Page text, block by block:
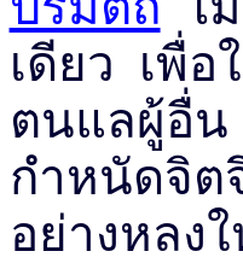
เดียว เพื่อ
ตนแลผู้อื่น
กำหนัดจิต
อย่างหลง